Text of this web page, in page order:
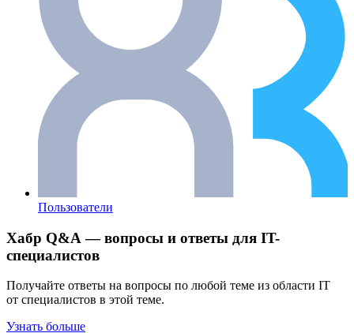
Пользователи
Хабр Q&A — вопросы и ответы для IT-
специалистов
Получайте ответы на вопросы по любой теме из области IT
от специалистов в этой теме.
Узнать больше